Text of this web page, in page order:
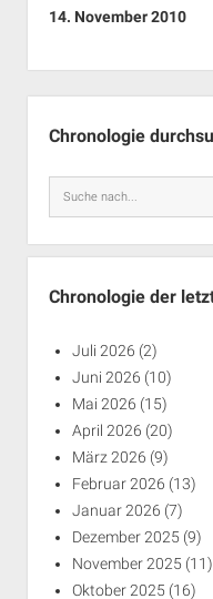
14. November 2010
Chronologie
Chronologie der
Juli 2026 (2)
Juni 2026 (10)
Mai 2026 (15)
April 2026 (20)
März 2026 (9)
Februar 2026 (13)
Januar 2026 (7)
Dezember 2025 (9)
November 2025 (11)
Oktober 2025 (16)